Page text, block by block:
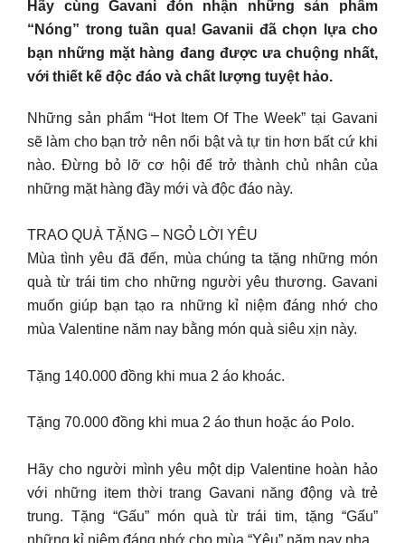
Hãy cùng Gavani đón nhận những sản phẩm
“Nóng” trong tuần qua! Gavanii đã chọn lựa cho
bạn những mặt hàng đang được ưa chuộng nhất,
với thiết kế độc đáo và chất lượng tuyệt hảo.
Những sản phẩm “Hot Item Of The Week” tại Gavani
sẽ làm cho bạn trở nên nổi bật và tự tin hơn bất cứ khi
nào. Đừng bỏ lỡ cơ hội để trở thành chủ nhân của
những mặt hàng đầy mới và độc đáo này.
TRAO QUÀ TẶNG – NGỎ LỜI YÊU
Mùa tình yêu đã đến, mùa chúng ta tặng những món
quà từ trái tim cho những người yêu thương. Gavani
muốn giúp bạn tạo ra những kỉ niệm đáng nhớ cho
mùa Valentine năm nay bằng món quà siêu xịn này.
Tặng 140.000 đồng khi mua 2 áo khoác.
Tặng 70.000 đồng khi mua 2 áo thun hoặc áo Polo.
Hãy cho người mình yêu một dịp Valentine hoàn hảo
với những item thời trang Gavani năng động và trẻ
trung. Tặng “Gấu” món quà từ trái tim, tặng “Gấu”
những kỉ niệm đáng nhớ cho mùa “Yêu” năm nay nha.